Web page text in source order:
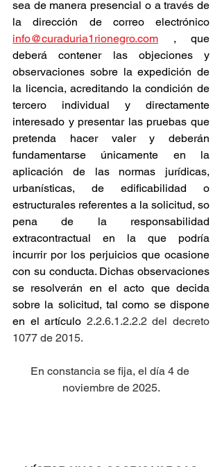
sea de manera presencial o a través de
info@curaduria1rionegro.com , que
deberá contener las objeciones y
observaciones sobre la expedición de
la licencia, acreditando la condición de
tercero individual y directamente
interesado y presentar las pruebas que
pretenda hacer valer y deberán
fundamentarse únicamente en la
aplicación de las normas jurídicas,
urbanísticas, de edificabilidad o
estructurales referentes a la solicitud, so
pena de la responsabilidad
extracontractual en la que podría
incurrir por los perjuicios que ocasione
con su conducta. Dichas observaciones
se resolverán en el acto que decida
sobre la solicitud, tal como se dispone
en el artículo 2.2.6.1.2.2.2 del decreto
1077 de 2015.
En constancia se fija, el día 4 de
noviembre de 2025.